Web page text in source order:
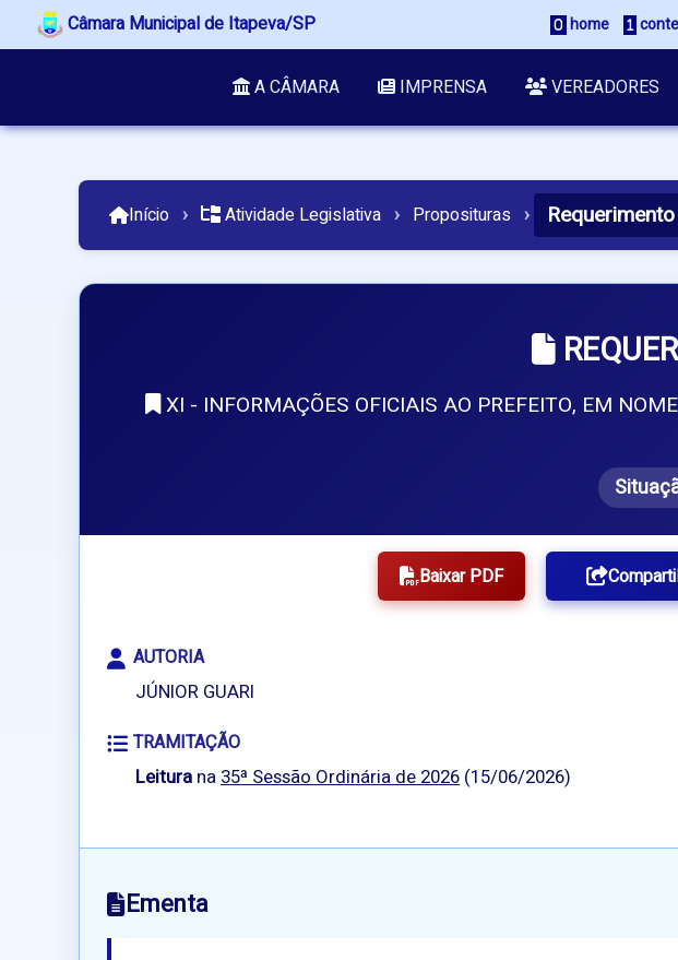
Câmara Municipal de Itapeva/SP home
A CÂMARA IMPRENSA VEREADORES
Início › Atividade Legislativa › Proposituras ›
XI - INFORMAÇÕES OFICIAIS AO PREFEITO, EM
Baixar PDF
AUTORIA
JÚNIOR GUARI
TRAMITAÇÃO
Leitura na35ª Sessão Ordinária de 2026 (15/06/2026)
Ementa